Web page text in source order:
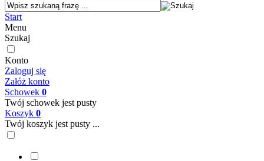
Start
Menu
Szukaj
Konto
Zaloguj się
Załóż konto
Schowek 0
Twój schowek jest pusty
Koszyk 0
Twój koszyk jest pusty ...